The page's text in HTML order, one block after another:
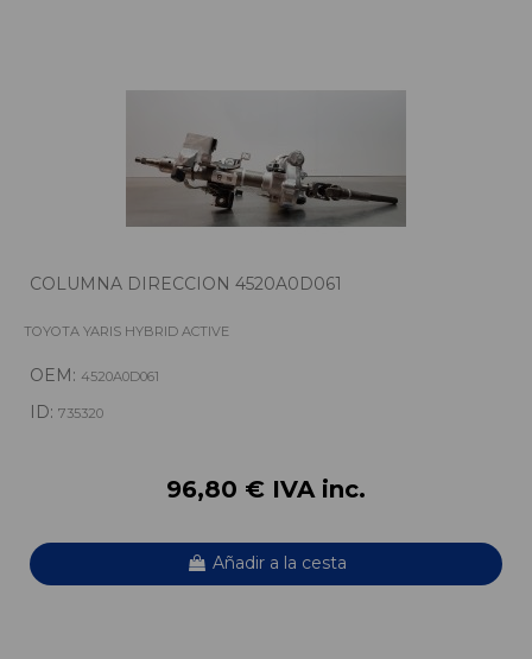
COLUMNA DIRECCION 4520A0D061
TOYOTA YARIS HYBRID ACTIVE
OEM: 4520A0D061
ID: 735320
96,80 € IVA inc.
Añadir a la cesta